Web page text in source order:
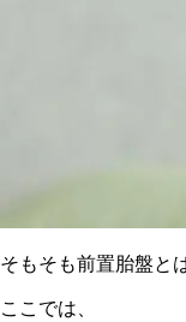
そもそも前置胎盤と
ここでは、